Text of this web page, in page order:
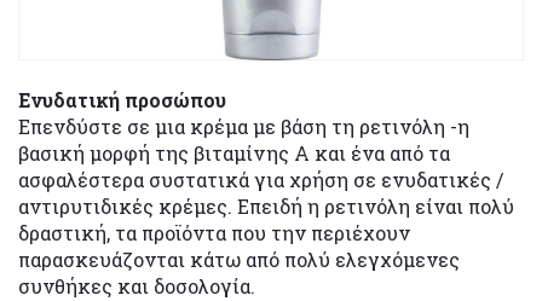
Ενυδατική προσώπου
Επενδύστε σε μια κρέμα με βάση τη ρετινόλη -η
βασική μορφή της βιταμίνης Α και ένα από τα
ασφαλέστερα συστατικά για χρήση σε ενυδατικές /
αντιρυτιδικές κρέμες. Επειδή η ρετινόλη είναι πολύ
δραστική, τα προϊόντα που την περιέχουν
παρασκευάζονται κάτω από πολύ ελεγχόμενες
συνθήκες και δοσολογία.